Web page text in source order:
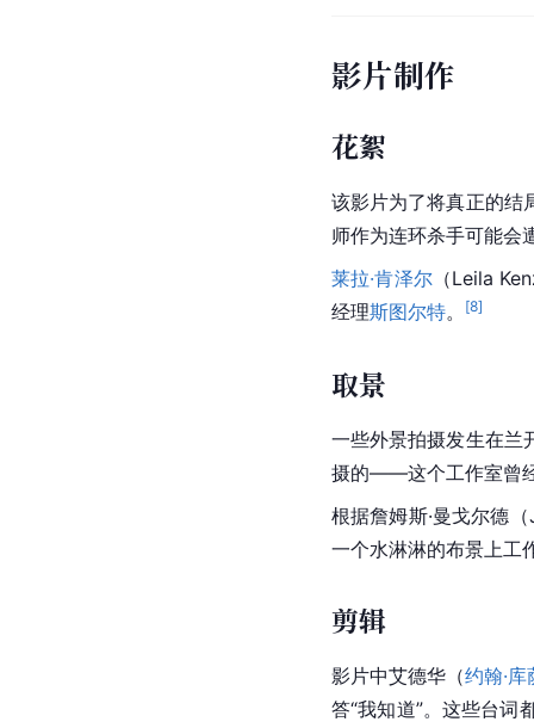
影片制作
花絮
该影片为了将真正的结
师作为连环杀手可能会
莱拉·肯泽尔（Leila
经理斯图尔特。 [8]
取景
一些外景拍摄发生在兰
摄的——这个工作室曾
根据詹姆斯·曼戈尔德（
一个水淋淋的布景上工
剪辑
影片中艾德华（约翰·库
答“我知道”。这些台词